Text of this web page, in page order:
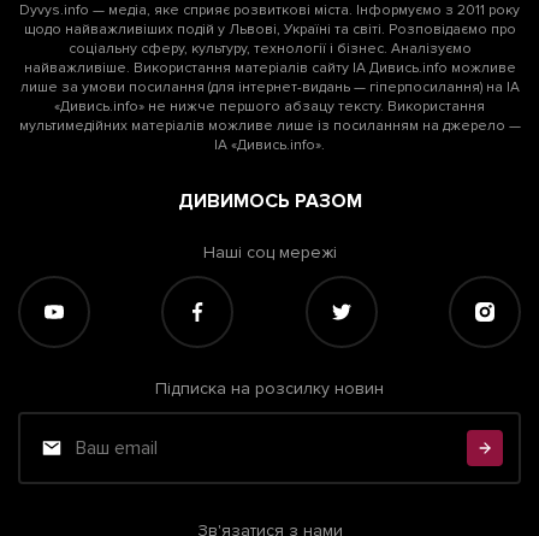
Dyvys.info — медіа, яке сприяє розвиткові міста. Інформуємо з 2011 року
щодо найважливіших подій у Львові, Україні та світі. Розповідаємо про
соціальну сферу, культуру, технології і бізнес. Аналізуємо
найважливіше. Використання матеріалів сайту ІА Дивись.info можливе
лише за умови посилання (для інтернет-видань — гіперпосилання) на ІА
«Дивись.info» не нижче першого абзацу тексту. Використання
мультимедійних матеріалів можливе лише із посиланням на джерело —
ІА «Дивись.info».
ДИВИМОСЬ РАЗОМ
Наші соц мережі
Підписка на розсилку новин
Зв'язатися з нами